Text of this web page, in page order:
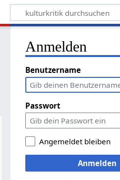
Anmelden
Benutzername
Passwort
Angemeldet bleiben
Anmelden